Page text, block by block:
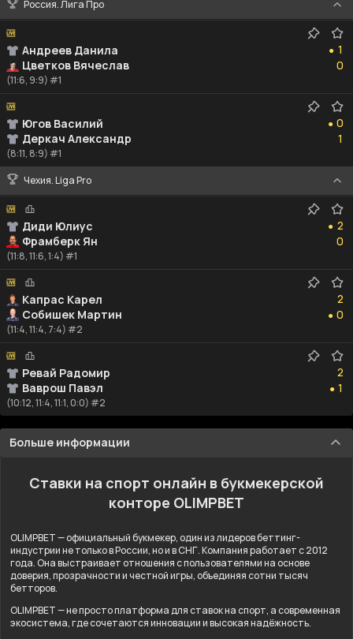
Россия. Лига Про
Андреев Данила
Цветков Вячеслав
●
1
10
0
(11:6, 9:9) #1
Югов Василий
Деркач Александр
●
0
0
1
1
(8:11, 8:9) #1
Чехия. Liga Pro
Диди Юлиус
Фрамберк Ян
●
2
2
0
0
(11:8, 11:6, 1:4) #1
Капрас Карел
Собишек Мартин
2
2
●
0
0
(11:4, 11:4, 7:4) #2
Ревай Радомир
Ваврош Павэл
2
2
●
1
1
(10:12, 11:4, 11:1, 0:0) #2
Больше информации
Ставки на спорт онлайн в букмекерской
конторе OLIMPBET
OLIMPBET — официальный букмекер, один из лидеров беттинг-
индустрии не только в России, но и в СНГ. Компания работает с 2012
года. Она выстраивает отношения с пользователями на основе
доверия, прозрачности и честной игры, объединяя сотни тысяч
бетторов.
OLIMPBET — не просто платформа для ставок на спорт, а современная
экосистема, где сочетаются инновации и высокая надёжность.